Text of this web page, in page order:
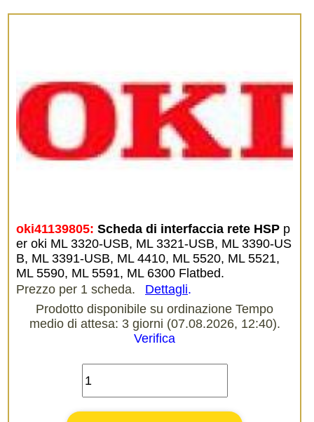
oki41139805: Scheda di interfaccia rete HSP p
er oki ML 3320-USB, ML 3321-USB, ML 3390-US
B, ML 3391-USB, ML 4410, ML 5520, ML 5521,
ML 5590, ML 5591, ML 6300 Flatbed.
Prezzo per 1 scheda.
Dettagli.
Prodotto disponibile su ordinazione Tempo
medio di attesa: 3 giorni (07.08.2026, 12:40).
Verifica